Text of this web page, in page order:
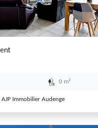
0 m²
AJP Immobilier Audenge